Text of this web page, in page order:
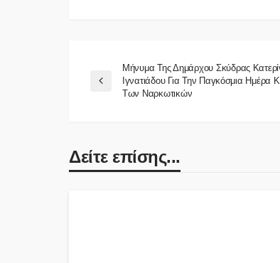
Μήνυμα Της Δημάρχου Σκύδρας
Ιγνατιάδου Για Την Παγκόσμια Ημέρα
Των Ναρκωτικών
Δείτε επίσης...